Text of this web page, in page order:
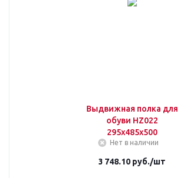
Выдвижная полка для
обуви HZ022
295х485х500
Нет в наличии
3 748.10 руб./шт